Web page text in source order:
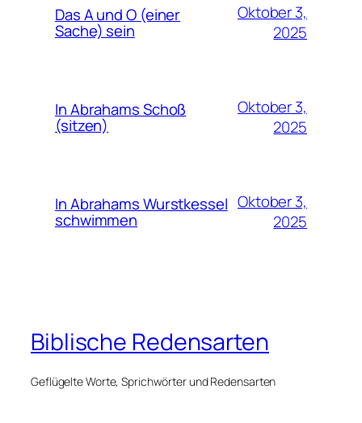
Das A und O (einer
Sache) sein
Oktober 3,
2025
In Abrahams Schoß
(sitzen)
Oktober 3,
2025
In Abrahams Wurstkessel
schwimmen
Oktober 3,
2025
Biblische Redensarten
Geflügelte Worte, Sprichwörter und Redensarten